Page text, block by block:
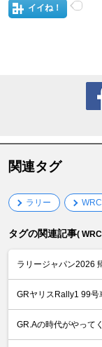
イイね！
関連タグ
ラリー WRC
タグの関連記事(
ラリージャパン2026
GRヤリスRally1 99号
GR.Aの時代がやって